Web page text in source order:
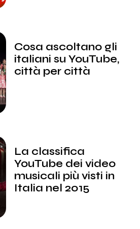
Cosa ascoltano gli
italiani su YouTube,
città per città
La classifica
YouTube dei video
musicali più visti in
Italia nel 2015